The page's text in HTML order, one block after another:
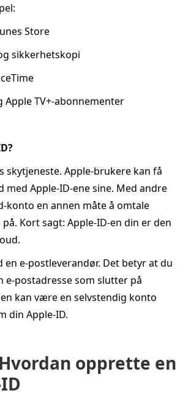
Store
sikkerhetskopi
Apple TV+‑abonnementer
skytjeneste. Apple‑brukere kan få
Apple‑ID‑ene sine. Med andre
en annen måte å omtale
på. Kort sagt: Apple‑ID‑en din er den
en e‑postleverandør. Det betyr at du
e‑postadresse som slutter på
kan være en selvstendig konto
din Apple‑ID.
opprette en